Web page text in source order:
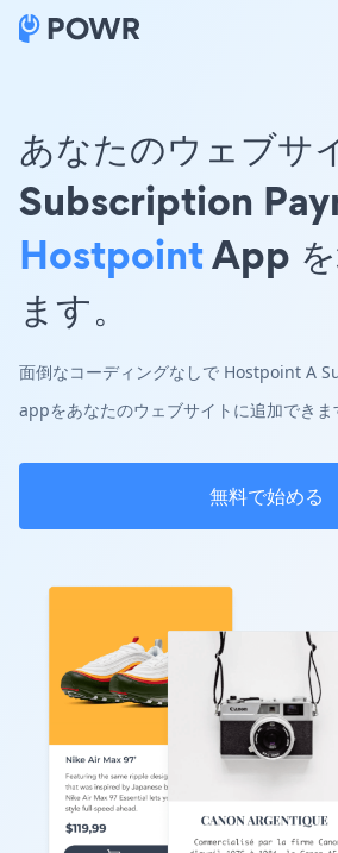
あなたのウェブサ
Subscription
HostpointApp
ます。
面倒なコーディングなしで Hostpoint A
appをあなたのウェブサイトに追加できま
無料で始める